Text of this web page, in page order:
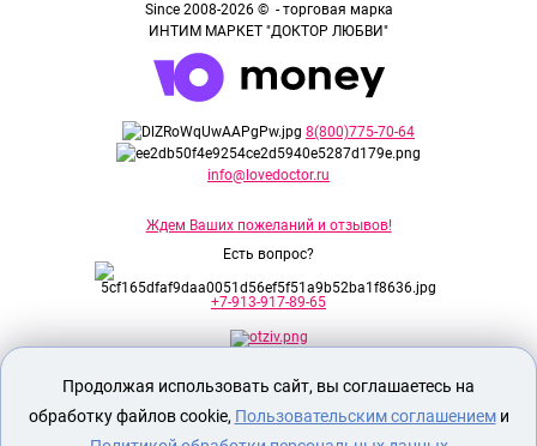
Since 2008-2026 © - торговая марка
ИНТИМ МАРКЕТ "ДОКТОР ЛЮБВИ"
8(800)775-70-64
info@lovedoctor.ru
Ждем Ваших пожеланий и отзывов!
Есть вопрос?
+7-913-917-89-65
Секс шоп Доктор Любви предназначен
исключительно для лиц старше 18 лет!
Вся продукция имеет знак EAC
Евразийского соответствия.
Продолжая использовать сайт, вы соглашаетесь на
обработку файлов cookie, Пользовательским соглашениеми